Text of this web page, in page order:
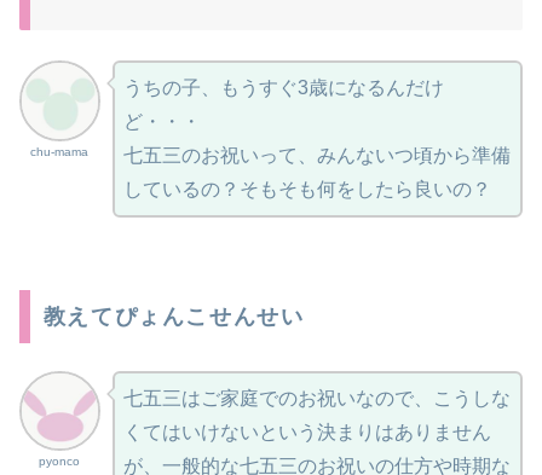
chu-mama
うちの子、もうすぐ3歳になるんだけ
ど・・・
七五三のお祝いって、みんないつ頃から準備
しているの？そもそも何をしたら良いの？
教えてぴょんこせんせい
pyonco
七五三はご家庭でのお祝いなので、こうしな
くてはいけないという決まりはありません
が、一般的な七五三のお祝いの仕方や時期な